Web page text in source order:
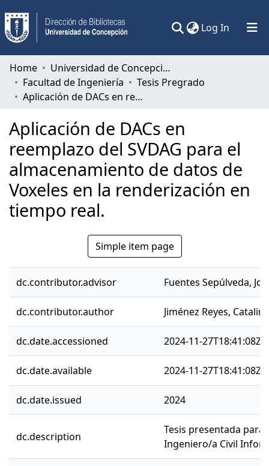
Log In (current)
Communities & Collections
All of DSpace
Home
Universidad de Concepción
Facultad de Ingeniería
Tesis Pregrado
Aplicación de DACs en reemplazo del SVDAG para el almacenamiento de datos de Voxeles en la renderización en tiempo real.
Aplicación de DACs en
reemplazo del SVDAG para el
almacenamiento de datos de
Voxeles en la renderización en
tiempo real.
Simple item page
dc.contributor.advisor Fuentes Sepúlveda,
dc.contributor.author Jiménez Reyes,
dc.date.accessioned 2024-11-27T18:41:08Z
dc.date.available 2024-11-27T18:41:08Z
dc.date.issued 2024
dc.description
Tesis presentada
Ingeniero/a Civil